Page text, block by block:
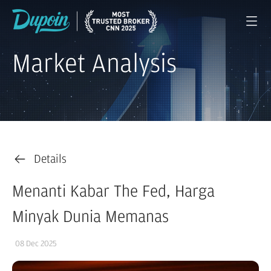
Market Analysis
Details
Menanti Kabar The Fed, Harga
Minyak Dunia Memanas
08 Dec 2025